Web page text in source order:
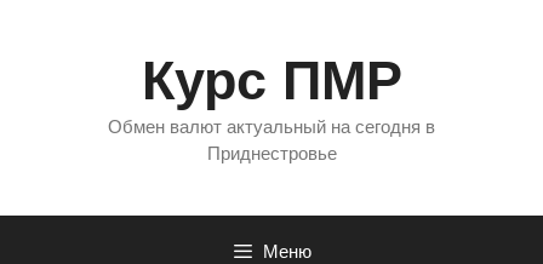
Курс ПМР
Обмен валют актуальный на сегодня в
Приднестровье
Меню